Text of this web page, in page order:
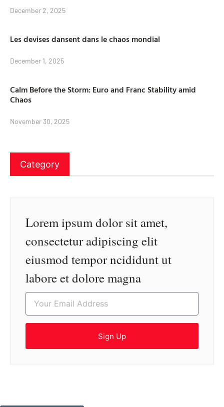
December 2, 2025
Les devises dansent dans le chaos mondial
December 1, 2025
Calm Before the Storm: Euro and Franc Stability amid
Chaos
November 30, 2025
Category
Lorem ipsum dolor sit amet,
consectetur adipiscing elit
eiusmod tempor ncididunt ut
labore et dolore magna
Sign Up